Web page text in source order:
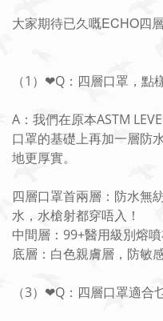
大家期待已久嘅ECHO四
（1）❤Q：四層口罩，點
A：我們在原本ASTM
口罩的基礎上再加一層防
地更厚實。
四層口罩首兩層：防水無
水，水槍射都穿唔入！
中間層：99+醫用級別熔
底層：白色親膚層，防敏
（3）❤Q：四層口罩適合